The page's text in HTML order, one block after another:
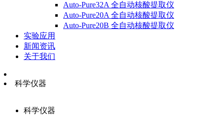
Auto-Pure32A 全自动核酸提取仪
Auto-Pure20A 全自动核酸提取仪
Auto-Pure20B 全自动核酸提取仪
实验应用
新闻资讯
关于我们
科学仪器
科学仪器